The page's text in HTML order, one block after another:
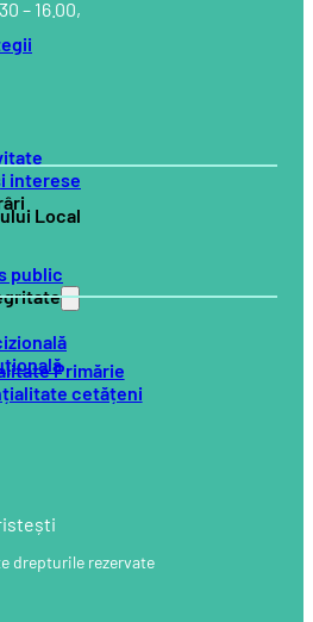
interese
Local
public
– 16.00,
drepturile rezervate
Primărie
cetățeni